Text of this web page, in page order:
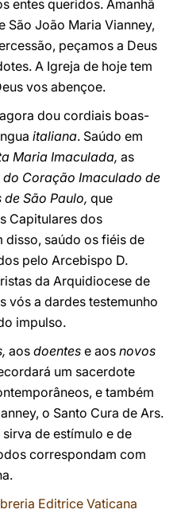
entes queridos. Amanhã
São João Maria Vianney,
peçamos a Deus
A Igreja de hoje tem
vos abençoe.
dou cordiais boas-
italiana. Saúdo em
Maria Imaculada, as
Coração Imaculado de
São Paulo, que
Capitulares dos
disso, saúdo os fiéis de
pelo Arcebispo D.
da Arquidiocese de
vós a dardes testemunho
impulso.
aos doentes e aos novos
um sacerdote
e também
o Santo Cura de Ars.
de estímulo e de
correspondam com
Editrice Vaticana